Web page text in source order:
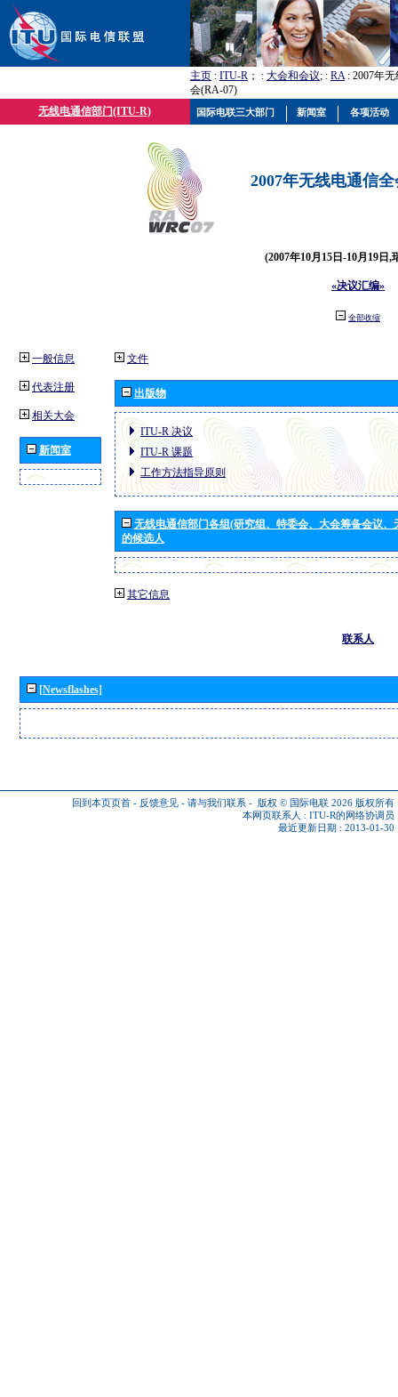
主页 : ITU-R ； : 大会和会议; : RA: 2007年
会(RA-07)
无线电通信部门(ITU-R)
2007年无线电通信
(2007年10月15日-10月19日,
«决议汇编»
全部收缩
一般信息
代表注册
相关大会
新闻室
文件
出版物
ITU-R 决议
ITU-R 课题
工作方法指导原则
无线电通信部门各组(研究组、特委会、大会筹备会议
的候选人
其它信息
联系人
[Newsflashes]
回到本页页首 - 反馈意见 - 请与我们联系 - 版权 © 国际电联 2026 版权所有
本网页联系人 : ITU-R的网络协调员
最近更新日期 : 2013-01-30
国际电联三大部门 新闻室 各项活动